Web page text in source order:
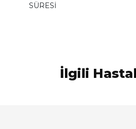
SÜRESİ
İlgili